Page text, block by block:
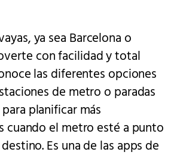
ya sea Barcelona o
con facilidad y total
las diferentes opciones
de metro o paradas
planificar más
cuando el metro esté a punto
Es una de las apps de